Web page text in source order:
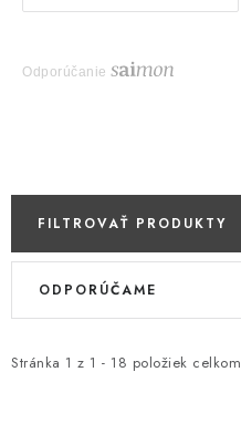
Odporúčanie
FILTROVAŤ PRODUKTY
V
i
Stránka 1 z 1 - 18 položiek celkom
R
e
ODPORÚČAME